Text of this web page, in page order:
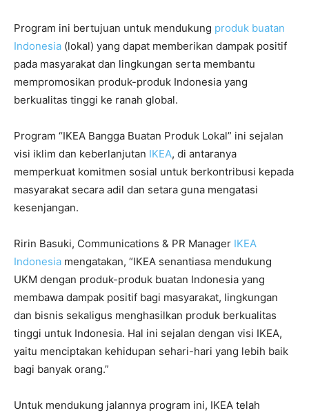
Program ini bertujuan untuk mendukung produk buatan
Indonesia (lokal) yang dapat memberikan dampak positif
pada masyarakat dan lingkungan serta membantu
mempromosikan produk-produk Indonesia yang
berkualitas tinggi ke ranah global.
Program “IKEA Bangga Buatan Produk Lokal” ini sejalan
visi iklim dan keberlanjutan IKEA, di antaranya
memperkuat komitmen sosial untuk berkontribusi kepada
masyarakat secara adil dan setara guna mengatasi
kesenjangan.
Ririn Basuki, Communications & PR Manager IKEA
Indonesia mengatakan, “IKEA senantiasa mendukung
UKM dengan produk-produk buatan Indonesia yang
membawa dampak positif bagi masyarakat, lingkungan
dan bisnis sekaligus menghasilkan produk berkualitas
tinggi untuk Indonesia. Hal ini sejalan dengan visi IKEA,
yaitu menciptakan kehidupan sehari-hari yang lebih baik
bagi banyak orang.”
Untuk mendukung jalannya program ini, IKEA telah